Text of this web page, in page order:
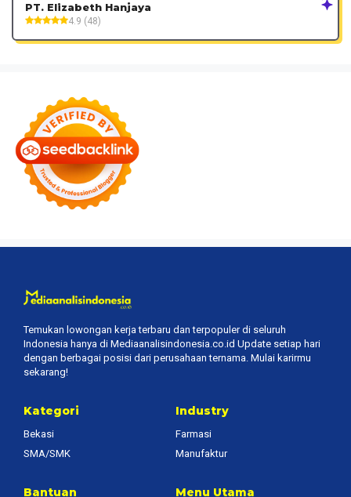
PT. Elizabeth Hanjaya
4.9 (48)
Temukan lowongan kerja terbaru dan terpopuler di seluruh
Indonesia hanya di Mediaanalisindonesia.co.id Update setiap hari
dengan berbagai posisi dari perusahaan ternama. Mulai karirmu
sekarang!
Kategori
Bekasi
SMA/SMK
Industry
Farmasi
Manufaktur
Bantuan Menu Utama